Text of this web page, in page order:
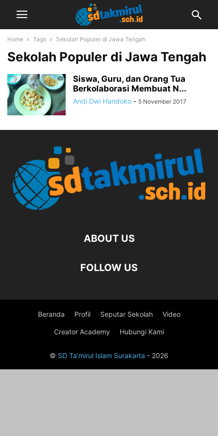
Home Tags Sekolah Populer di Jawa Tengah
Sekolah Populer di Jawa Tengah
Siswa, Guru, dan Orang Tua
Berkolaborasi Membuat N...
Andi Dwi Handoko - 5 November 2017
ABOUT US
FOLLOW US
Beranda Profil Seputar Sekolah Video
Creator Academy Hubungi Kami
© SD Ta'mirul Islam Surakarta - 2026